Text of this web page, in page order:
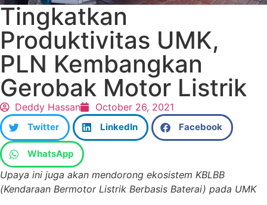
Tingkatkan
Produktivitas UMK,
PLN Kembangkan
Gerobak Motor Listrik
Deddy Hassan October 26, 2021
Twitter LinkedIn Facebook
WhatsApp
Upaya ini juga akan mendorong ekosistem KBLBB
(Kendaraan Bermotor Listrik Berbasis Baterai) pada UMK